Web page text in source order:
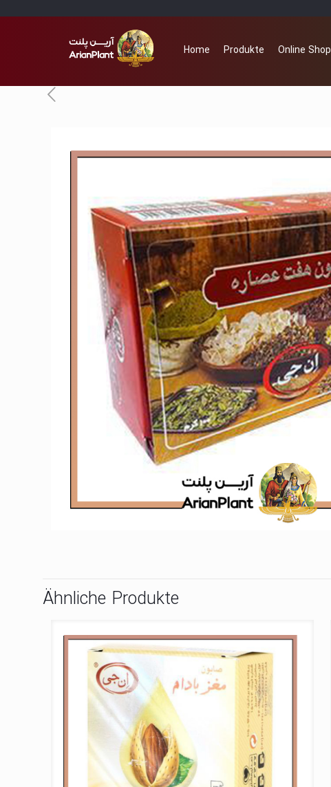
Home Produkte Online Shop
Ähnliche Produkte